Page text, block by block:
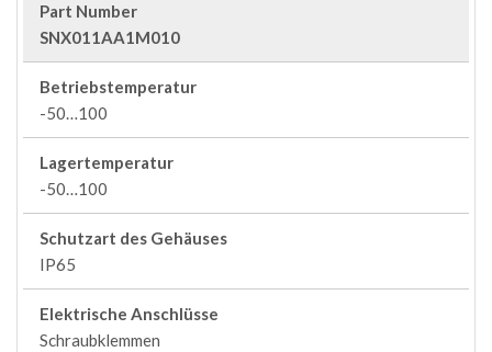
Part Number
SNX011AA1M010
Betriebstemperatur
-50…100
Lagertemperatur
-50…100
Schutzart des Gehäuses
IP65
Elektrische Anschlüsse
Schraubklemmen